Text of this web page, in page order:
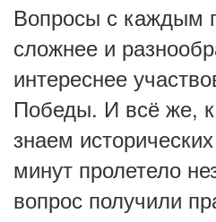
Вопросы с каждым
сложнее и
интереснее
Победы. И всё же,
знаем
минут пролетело
вопрос получили